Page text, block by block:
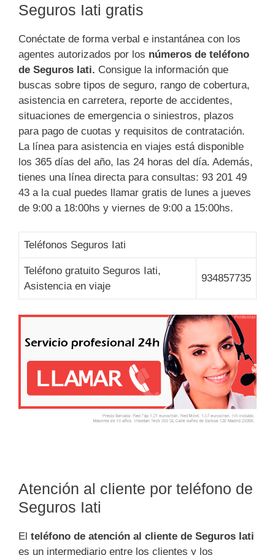
Seguros Iati gratis
Conéctate de forma verbal e instantánea con los
agentes autorizados por los números de teléfono
de Seguros Iati. Consigue la información que
buscas sobre tipos de seguro, rango de cobertura,
asistencia en carretera, reporte de accidentes,
situaciones de emergencia o siniestros, plazos
para pago de cuotas y requisitos de contratación.
La línea para asistencia en viajes está disponible
los 365 días del año, las 24 horas del día. Además,
tienes una línea directa para consultas: 93 201 49
43 a la cual puedes llamar gratis de lunes a jueves
de 9:00 a 18:00hs y viernes de 9:00 a 15:00hs.
Teléfonos Seguros Iati
Teléfono gratuito Seguros Iati,
Asistencia en viaje
934857735
Atención al cliente por teléfono de
Seguros Iati
El teléfono de atención al cliente de Seguros Iati
es un intermediario entre los clientes y los